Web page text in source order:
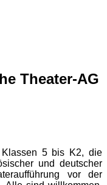
Theater-AG
5 bis K2, die
und deutscher
vor der